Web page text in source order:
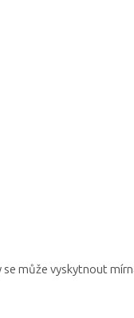
může vyskytnout